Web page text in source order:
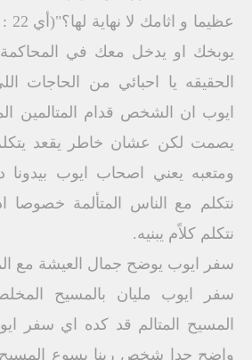
الحقيقه يا احبائي من الحاجات
ايوب ان الشخص قدام المتالمين
يصمت لكن عشان خاطر يقعد
ومتعبه يعني اصحاب ايوب
نتكلم مع الناس المتألمة خصوصا
نتكلم كلاًم يبنيه.
سفر ايوب يوضح جمال العيشة مع
سفر ايوب مليان بالمسيح
المسيح المتالم قد كده اي سفر
واضح جدا شخص ربنا يسوع